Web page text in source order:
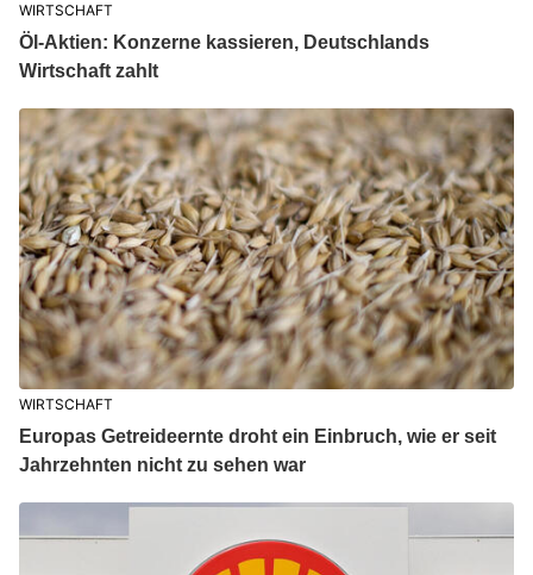
WIRTSCHAFT
Öl-Aktien: Konzerne kassieren, Deutschlands
Wirtschaft zahlt
WIRTSCHAFT
Europas Getreideernte droht ein Einbruch, wie er seit
Jahrzehnten nicht zu sehen war